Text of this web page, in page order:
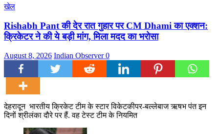
खेल
Rishabh Pant की देर रात गुहार पर CM Dhami का एक्शन:
क्रिकेटर ने की ये बड़ी मांग, मिला मदद का भरोसा
August 8, 2026 Indian Observer0
देहरादून भारतीय क्रिकेट टीम के स्टार विकेटकीपर-बल्लेबाज ऋषभ पंत इन
दिनों श्रीलंका दौरे पर हैं. वह टेस्ट टीम के नियमित